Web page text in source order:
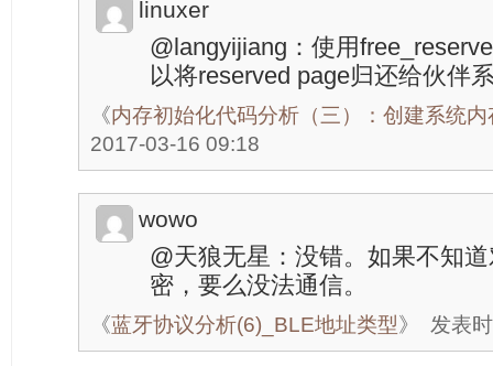
linuxer
@langyijiang：使用
以将reserved page归还给伙伴
《内存初始化代码分析（三）：创建系统
2017-03-16 09:18
wowo
@天狼无星：没错。如果不知
密，要么没法通信。
《蓝牙协议分析(6)_BLE地址类型》 发表